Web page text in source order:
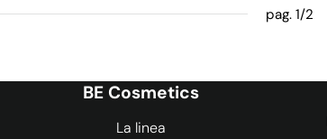
pag. 1/2
BE Cosmetics
La linea